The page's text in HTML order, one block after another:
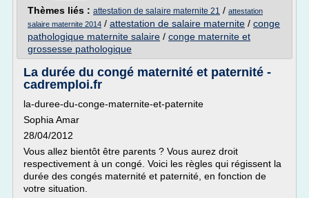
Thèmes liés : attestation de salaire maternite 21 / attestation
salaire maternite 2014 / attestation de salaire maternite / conge
pathologique maternite salaire / conge maternite et
grossesse pathologique
La durée du congé maternité et paternité -
cadremploi.fr
la-duree-du-conge-maternite-et-paternite
Sophia Amar
28/04/2012
Vous allez bientôt être parents ? Vous aurez droit
respectivement à un congé. Voici les règles qui régissent la
durée des congés maternité et paternité, en fonction de
votre situation.